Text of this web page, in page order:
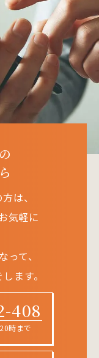
は、
気軽に
て、
ます。
408
時まで